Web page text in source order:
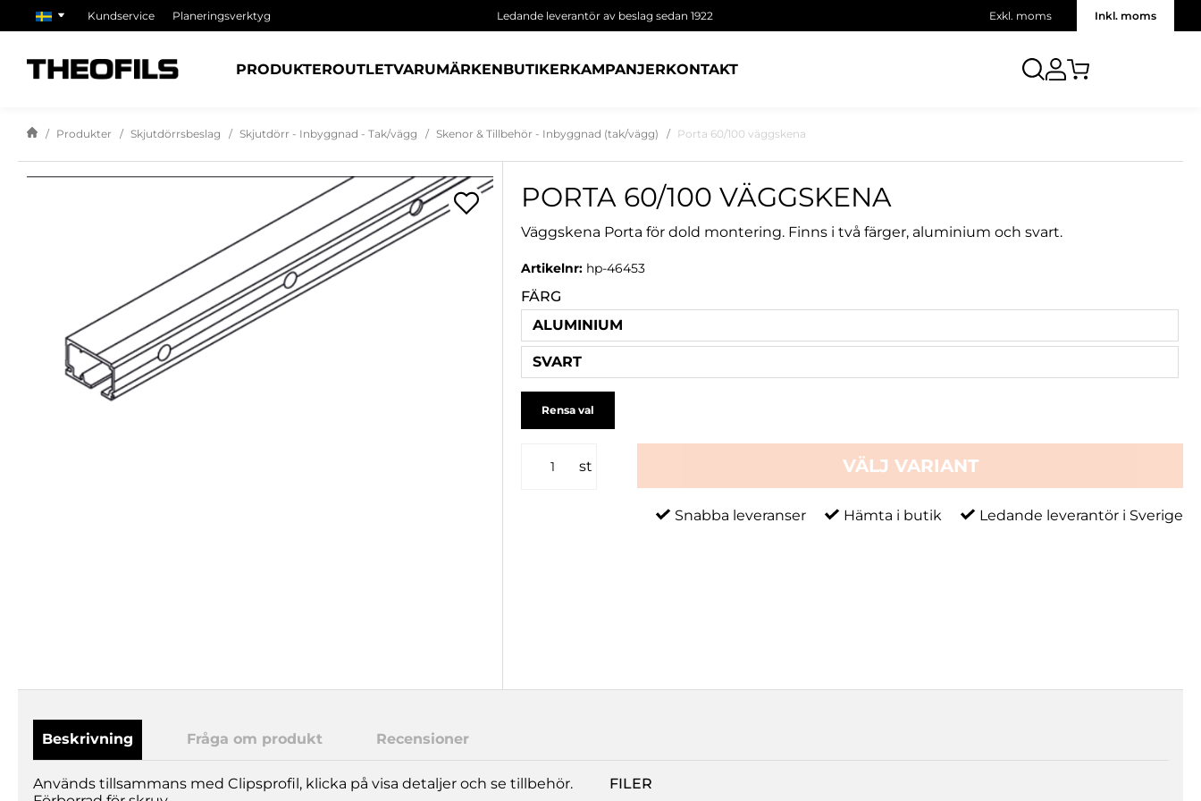
Kundservice Planeringsverktyg Ledande leverantör av beslag sedan 1922 Exkl. moms Inkl. moms
PRODUKTEROUTLETVARUMÄRKENBUTIKERKAMPANJERKONTAKT
Produkter Skjutdörrsbeslag Skjutdörr - Inbyggnad - Tak/vägg Skenor & Tillbehör - Inbyggnad (tak/vägg) Porta 60/100 väggskena
PORTA 60/100 VÄGGSKENA
Väggskena Porta för dold montering. Finns i två färger, aluminium och svart.
Artikelnr: hp-46453
FÄRG
ALUMINIUM
SVART
Rensa val
st VÄLJ VARIANT
Snabba leveranser Hämta i butik Ledande leverantör i Sverige
Beskrivning Fråga om produkt Recensioner
Används tillsammans med Clipsprofil, klicka på visa detaljer och se tillbehör.
FILER